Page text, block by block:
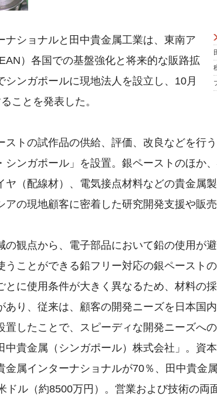
ナショナルと田中貴金属工業は、東南ア
）各国での基盤強化と将来的な販路拡
シンガポールに現地法人を設立し、10月
ことを発表した。
ストの試作品の供給、評価、改良などを行
シンガポール」を設置。銀ペーストのほか
ヤ（配線材）、電気接点材料などの貴金属
アの現地顧客に密着した研究開発支援や販
の観点から、電子部品において鉛の使用が
うことができる鉛フリー対応の銀ペースト
とに使用条件が大きく異なるため、材料の
あり、従来は、顧客の開発ニーズを日本国
置したことで、スピーディな開発ニーズへ
中貴金属（シンガポール）株式会社」。資
金属インターナショナルが70％、田中貴金
ドル（約8500万円）。営業および技術の両